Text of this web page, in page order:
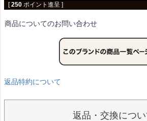
[ 250 ポイント進呈 ]
商品についてのお問い合わせ
返品特約について
返品・交換につい